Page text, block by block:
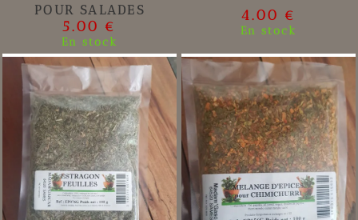
POUR SALADES
5.00 €
En stock
4.00 €
En stock